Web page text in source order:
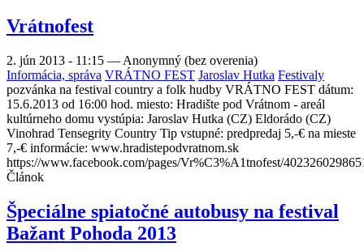
Vrátnofest
2. jún 2013 - 11:15 — Anonymný (bez overenia)
Informácia, správa VRÁTNO FEST Jaroslav Hutka Festivaly
pozvánka na festival country a folk hudby VRÁTNO FEST dátum:
15.6.2013 od 16:00 hod. miesto: Hradište pod Vrátnom - areál
kultúrneho domu vystúpia: Jaroslav Hutka (CZ) Eldorádo (CZ)
Vinohrad Tensegrity Country Tip vstupné: predpredaj 5,-€ na mieste
7,-€ informácie: www.hradistepodvratnom.sk
https://www.facebook.com/pages/Vr%C3%A1tnofest/
Článok
Špeciálne spiatočné autobusy na festival
Bažant Pohoda 2013